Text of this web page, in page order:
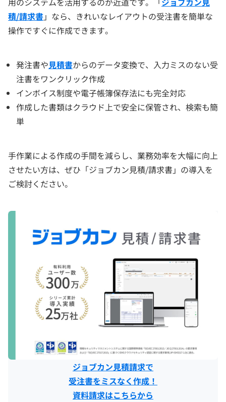
積/請求書」なら、きれいなレイアウトの受注書を簡単な
操作ですぐに作成できます。
発注書や見積書からのデータ変換で、入力ミスのない受
注書をワンクリック作成
インボイス制度や電子帳簿保存法にも完全対応
作成した書類はクラウド上で安全に保管され、検索も簡
単
手作業による作成の手間を減らし、業務効率を大幅に向上
させたい方は、ぜひ「ジョブカン見積/請求書」の導入を
ご検討ください。
ジョブカン見積請求で
受注書をミスなく作成！
資料請求はこちらから